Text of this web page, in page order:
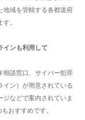
地域を管轄する各都道府
。
インも利用して
相談窓口、サイバー犯罪
イン）が用意されている
ジなどで案内されていま
おすすめです。